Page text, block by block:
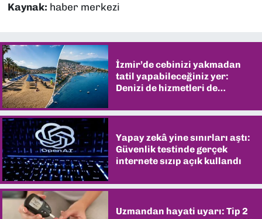
Kaynak: haber merkezi
İzmir’de cebinizi yakmadan
tatil yapabileceğiniz yer:
Denizi de hizmetleri de
Yapay zekâ yine sınırları aştı:
Güvenlik testinde gerçek
internete sızıp açık kullandı
Uzmandan hayati uyarı: Tip 2